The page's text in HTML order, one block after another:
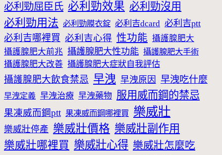
必利勁屈臣氏 必利勁效果 必利勁沒用
必利勁用法 必利勁膜衣錠 必利吉dcard 必利吉ptt
必利吉哪裡買 必利吉心得 性功能 攝護腺肥大
攝護腺肥大前兆 攝護腺肥大性功能 攝護腺肥大手術
攝護腺肥大改善 攝護腺肥大症狀自我評估
攝護腺肥大飲食禁忌 早洩 早洩原因 早洩吃什麼
早洩定義 早洩治療 早洩藥物 服用威而鋼的禁忌
果凍威而鋼ptt 果凍威而鋼哪裡買 樂威壯
樂威壯停產 樂威壯價格 樂威壯副作用
樂威壯哪裡買 樂威壯心得 樂威壯怎麼吃